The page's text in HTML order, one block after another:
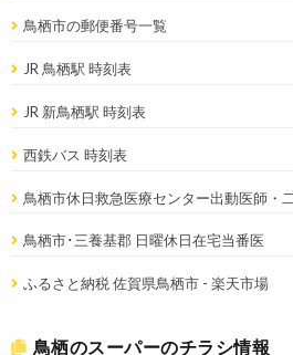
鳥栖市の郵便番号一覧
JR 鳥栖駅 時刻表
JR 新鳥栖駅 時刻表
西鉄バス 時刻表
鳥栖市休日救急医療センター出動医師・
鳥栖市･三養基郡 日曜休日在宅当番医
ふるさと納税 佐賀県鳥栖市 - 楽天市場
鳥栖のスーパーのチラシ情報